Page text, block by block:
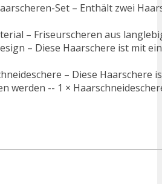
Set – Enthält zwei
– Friseurscheren aus
– Diese Haarschere ist mit
– Diese
werden -- 1 ×